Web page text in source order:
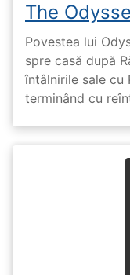
The
Povestea lui
spre casă după
întâlnirile sale cu
terminând cu